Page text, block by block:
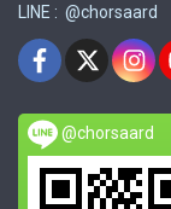
LINE : @chorsaard
@chorsaard